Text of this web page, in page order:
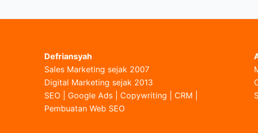
Defriansyah
Sales Marketing sejak 2007
Digital Marketing sejak 2013
SEO | Google Ads | Copywriting | CRM |
Pembuatan Web SEO